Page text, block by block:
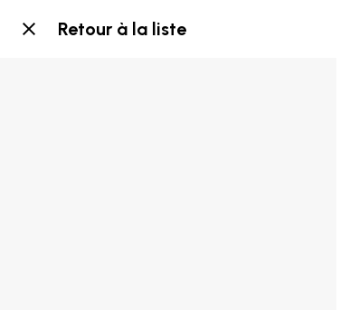
Retour à la liste